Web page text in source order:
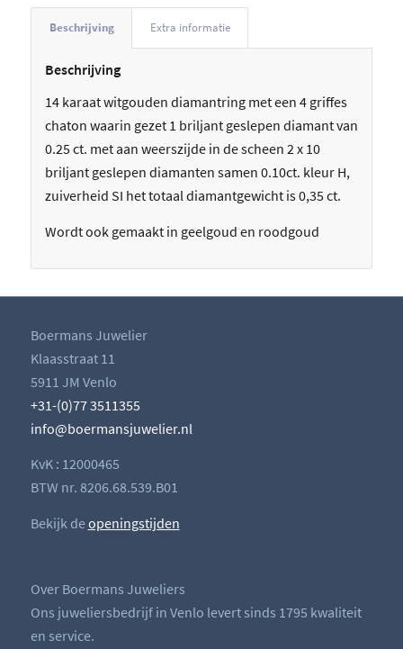
Beschrijving Extra informatie
Beschrijving
14 karaat witgouden diamantring met een 4 griffes
chaton waarin gezet 1 briljant geslepen diamant van
0.25 ct. met aan weerszijde in de scheen 2 x 10
briljant geslepen diamanten samen 0.10ct. kleur H,
zuiverheid SI het totaal diamantgewicht is 0,35 ct.
Wordt ook gemaakt in geelgoud en roodgoud
Boermans Juwelier
Klaasstraat 11
5911 JM Venlo
+31-(0)77 3511355
info@boermansjuwelier.nl
KvK : 12000465
BTW nr. 8206.68.539.B01
Bekijk deopeningstijden
Over Boermans Juweliers
Ons juweliersbedrijf in Venlo levert sinds 1795 kwaliteit
en service.